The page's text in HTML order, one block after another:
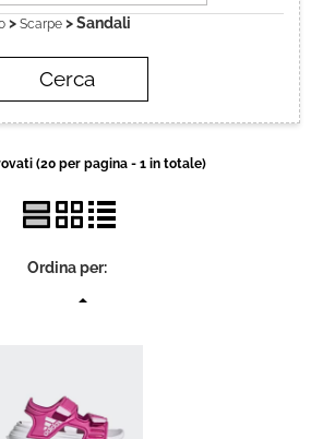
Sport
Ciclismo
Brand
Contatti
> Scarpe > Sandali
(20 per pagina - 1 in totale)
Ordina per: